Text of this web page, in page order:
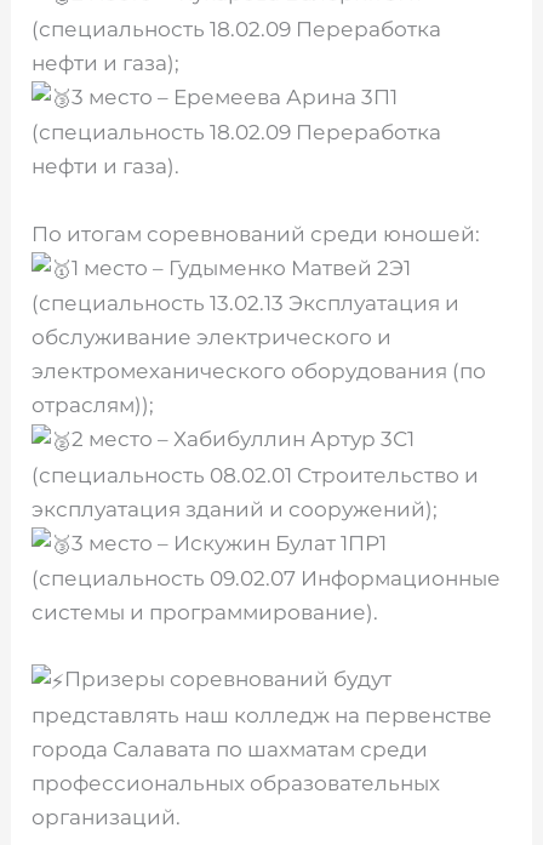
(специальность 18.02.09 Переработка
нефти и газа);
3 место – Еремеева Арина 3П1
(специальность 18.02.09 Переработка
нефти и газа).
По итогам соревнований среди юношей:
1 место – Гудыменко Матвей 2Э1
(специальность 13.02.13 Эксплуатация и
обслуживание электрического и
электромеханического оборудования (по
отраслям));
2 место – Хабибуллин Артур 3С1
(специальность 08.02.01 Строительство и
эксплуатация зданий и сооружений);
3 место – Искужин Булат 1ПР1
(специальность 09.02.07 Информационные
системы и программирование).
Призеры соревнований будут
представлять наш колледж на первенстве
города Салавата по шахматам среди
профессиональных образовательных
организаций.